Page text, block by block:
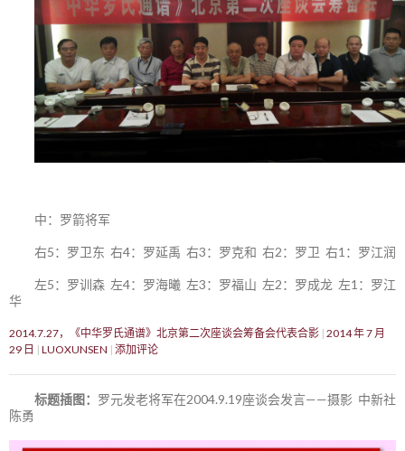
中：罗箭将军
右5：罗卫东 右4：罗延禹 右3：罗克和 右2：罗卫 右1：罗江润
左5：罗训森 左4：罗海曦 左3：罗福山 左2：罗成龙 左1：罗江
华
2014.7.27，《中华罗氏通谱》北京第二次座谈会筹备会代表合影 2014 年 7 月
29 日
LUOXUNSEN 添加评论
标题插图： 罗元发老将军在2004.9.19座谈会发言——摄影 中新社
陈勇